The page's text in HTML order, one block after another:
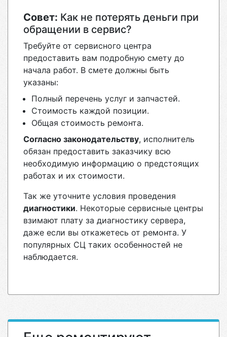
Совет: Как не потерять деньги при
обращении в сервис?
Требуйте от сервисного центра
предоставить вам подробную смету до
начала работ. В смете должны быть
указаны:
Полный перечень услуг и запчастей.
Стоимость каждой позиции.
Общая стоимость ремонта.
Согласно законодательству, исполнитель
обязан предоставить заказчику всю
необходимую информацию о предстоящих
работах и их стоимости.
Так же уточните условия проведения
диагностики. Некоторые сервисные центры
взимают плату за диагностику сервера,
даже если вы откажетесь от ремонта. У
популярных СЦ таких особенностей не
наблюдается.